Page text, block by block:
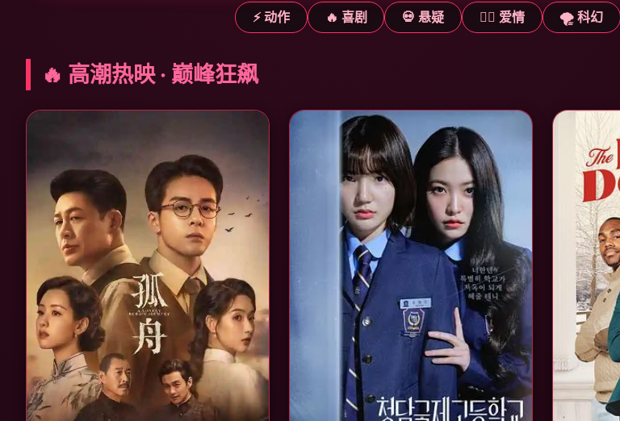
⚡ 动作 🔥 喜剧 💀 悬疑 ❤️‍🔥 爱情 🌪️ 科幻
🔥 高潮热映 · 巅峰狂飙